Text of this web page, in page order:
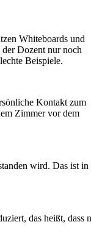
Whiteboards und
Dozent nur noch
Beispiele.
Kontakt zum
Zimmer vor dem
wird. Das ist
das heißt, dass